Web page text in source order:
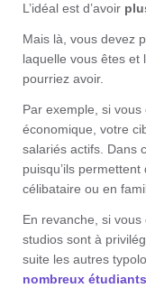
L’idéal est d’avoir
Mais là, vous devez
laquelle vous êtes et l
pourriez avoir.
Par exemple, si vous
économique, votre
salariés actifs. Dans
puisqu’ils
célibataire ou en
En revanche, si
studios sont à
suite les autres
nombreux